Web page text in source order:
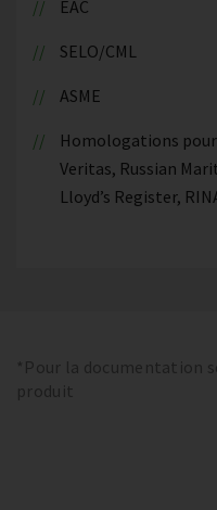
EAC
SELO/CML
ASME
Homologations
Veritas, Russian
Lloyd’s Register,
*Pour la documentation
produit